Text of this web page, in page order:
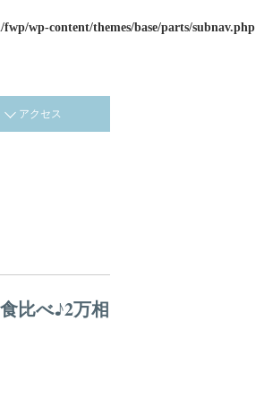
wp-content/themes/base/parts/subnav.php
アクセス
比べ♪2万相